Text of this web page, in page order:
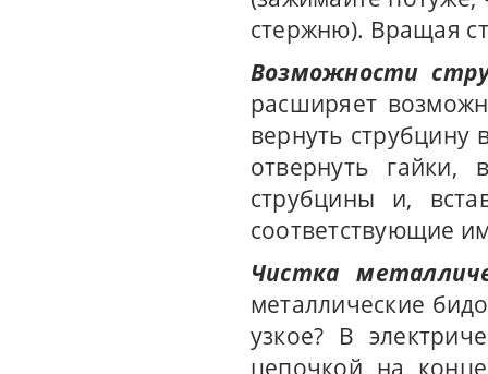
стержню). Вращая
Возможности
расширяет
вернуть струбцину
отвернуть гайки,
струбцины и,
соответствующие
Чистка
металлические
узкое? В
цепочкой на